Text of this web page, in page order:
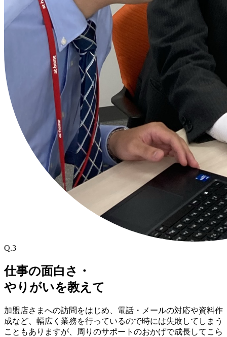
Q.3
仕事の面白さ・
やりがいを教えて
加盟店さまへの訪問をはじめ、電話・メールの対応や資料作
成など、幅広く業務を行っているので時には失敗してしまう
こともありますが、周りのサポートのおかげで成長してこら